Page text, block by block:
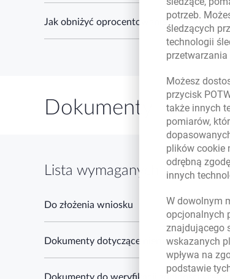
Jak obniżyć oprocentowanie o 0,2 punktu
Dokumenty
Lista wymaganych
Do złożenia wniosku
Dokumenty dotyczące nieruchomości
potrzeb.
śledzących
technologii
Możesz
przycisk
także innych
pomiarów,
plikówcookie
odrębną
innych
W dowolnym
opcjonalnych
znajdującego
wskazanych
wpływa na
podstawie